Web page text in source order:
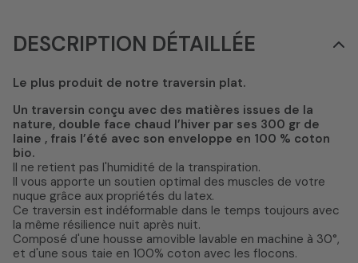
DESCRIPTION DÉTAILLÉE
Le plus produit de notre traversin plat.
Un traversin conçu avec des matières issues de la
nature, double face chaud l’hiver par ses 300 gr de
laine , frais l’été avec son enveloppe en 100 % coton
bio.
Il ne retient pas l'humidité de la transpiration.
Il vous apporte un soutien optimal des muscles de votre
nuque grâce aux propriétés du latex.
Ce traversin est indéformable dans le temps toujours avec
la même résilience nuit après nuit.
Composé d'une housse amovible lavable en machine à 30°,
et d'une sous taie en 100% coton avec les flocons.